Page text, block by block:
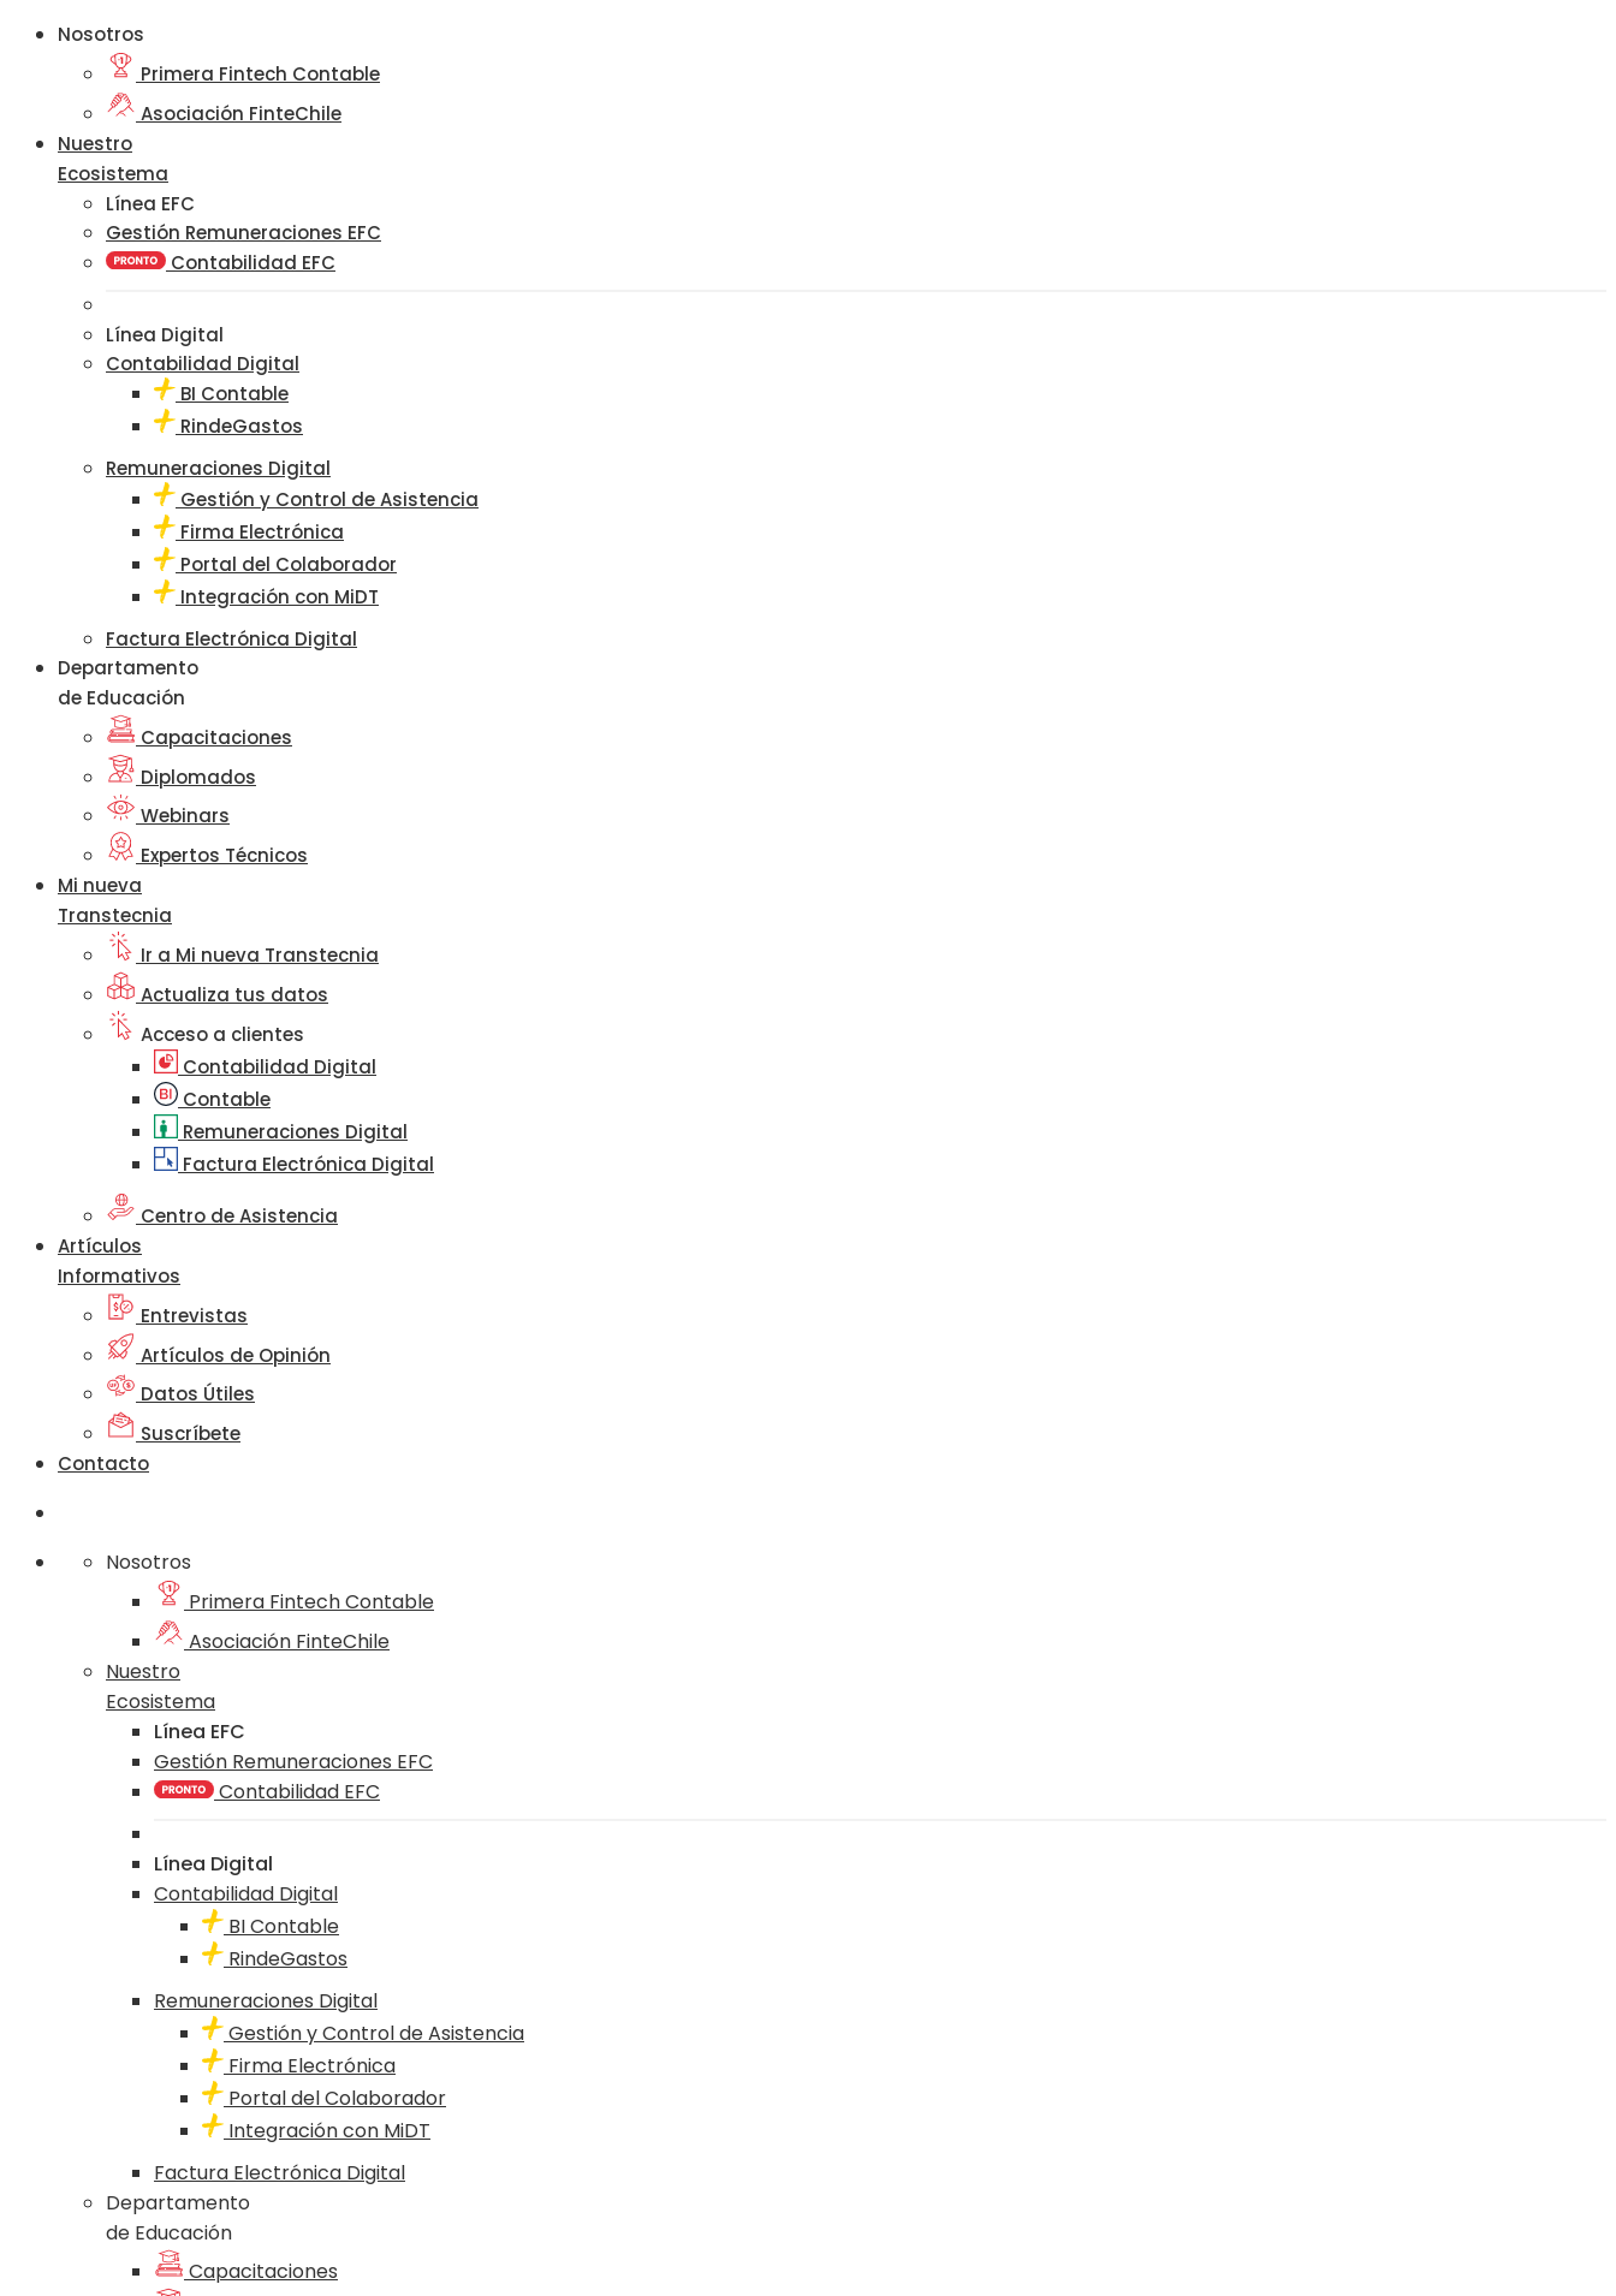
Nosotros
Primera Fintech Contable
Asociación FinteChile
Nuestro
Ecosistema
Línea EFC
Gestión Remuneraciones EFC
Contabilidad EFC
Línea Digital
Contabilidad Digital
BI Contable
RindeGastos
Remuneraciones Digital
Gestión y Control de Asistencia
Firma Electrónica
Portal del Colaborador
Integración con MiDT
Factura Electrónica Digital
Departamento
de Educación
Capacitaciones
Diplomados
Webinars
Expertos Técnicos
Mi nueva
Transtecnia
Ir a Mi nueva Transtecnia
Actualiza tus datos
Acceso a clientes
Contabilidad Digital
Contable
Remuneraciones Digital
Factura Electrónica Digital
Centro de Asistencia
Artículos
Informativos
Entrevistas
Artículos de Opinión
Datos Útiles
Suscríbete
Contacto
Nosotros
Primera Fintech Contable
Asociación FinteChile
Nuestro
Ecosistema
Línea EFC
Gestión Remuneraciones EFC
Contabilidad EFC
Línea Digital
Contabilidad Digital
BI Contable
RindeGastos
Remuneraciones Digital
Gestión y Control de Asistencia
Firma Electrónica
Portal del Colaborador
Integración con MiDT
Factura Electrónica Digital
Departamento
de Educación
Capacitaciones